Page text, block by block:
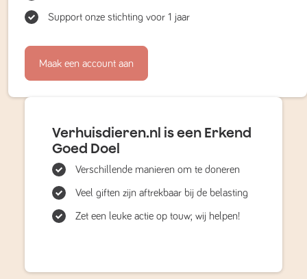
Support onze stichting voor 1 jaar
Maak een account aan
Verhuisdieren.nl is een Erkend
Goed Doel
Verschillende manieren om te doneren
Veel giften zijn aftrekbaar bij de belasting
Zet een leuke actie op touw; wij helpen!